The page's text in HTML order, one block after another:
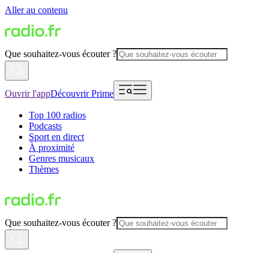
Aller au contenu
Que souhaitez-vous écouter ?
Ouvrir l'appDécouvrir Prime
Top 100 radios
Podcasts
Sport en direct
À proximité
Genres musicaux
Thèmes
Que souhaitez-vous écouter ?